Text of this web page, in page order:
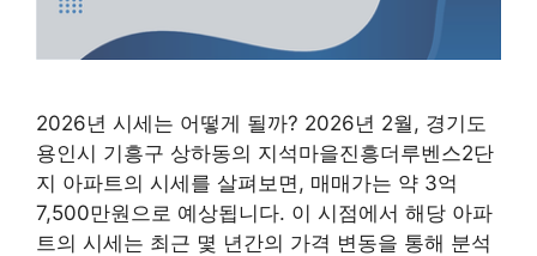
2026년 시세는 어떻게 될까? 2026년 2월, 경기도
용인시 기흥구 상하동의 지석마을진흥더루벤스2단
지 아파트의 시세를 살펴보면, 매매가는 약 3억
7,500만원으로 예상됩니다. 이 시점에서 해당 아파
트의 시세는 최근 몇 년간의 가격 변동을 통해 분석